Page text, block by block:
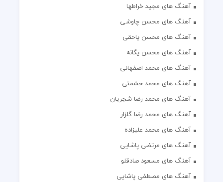
آهنگ های مجید خراطها
آهنگ های محسن چاوشی
آهنگ های محسن یاحقی
آهنگ های محسن یگانه
آهنگ های محمد اصفهانی
آهنگ های محمد حشمتی
آهنگ های محمد رضا شجریان
آهنگ های محمد رضا گلزار
آهنگ های محمد علیزاده
آهنگ های مرتضی پاشایی
آهنگ های مسعود صادقلو
آهنگ های مصطفی پاشایی